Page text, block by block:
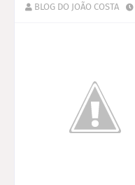
BLOG DO JOÃO COSTA